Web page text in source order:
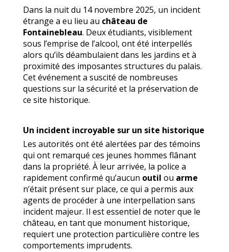
Dans la nuit du 14 novembre 2025, un incident
étrange a eu lieu au château de
Fontainebleau. Deux étudiants, visiblement
sous l’emprise de l’alcool, ont été interpellés
alors qu’ils déambulaient dans les jardins et à
proximité des imposantes structures du palais.
Cet événement a suscité de nombreuses
questions sur la sécurité et la préservation de
ce site historique.
Un incident incroyable sur un site historique
Les autorités ont été alertées par des témoins
qui ont remarqué ces jeunes hommes flânant
dans la propriété. À leur arrivée, la police a
rapidement confirmé qu’aucun outil ou arme
n’était présent sur place, ce qui a permis aux
agents de procéder à une interpellation sans
incident majeur. Il est essentiel de noter que le
château, en tant que monument historique,
requiert une protection particulière contre les
comportements imprudents.